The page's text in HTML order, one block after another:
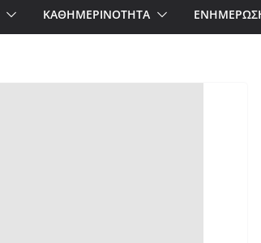
ΚΑΘΗΜΕΡΙΝΟΤΗΤΑ